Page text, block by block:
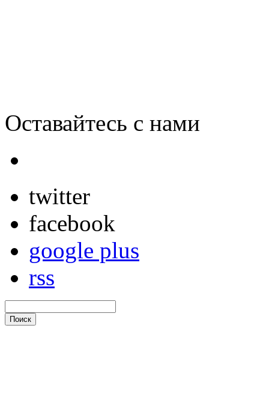
Оставайтесь с нами
twitter
facebook
google plus
rss